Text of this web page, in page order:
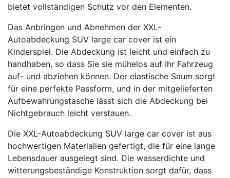
bietet vollständigen Schutz vor den Elementen.
Das Anbringen und Abnehmen der XXL-
Autoabdeckung SUV large car cover ist ein
Kinderspiel. Die Abdeckung ist leicht und einfach zu
handhaben, so dass Sie sie mühelos auf Ihr Fahrzeug
auf- und abziehen können. Der elastische Saum sorgt
für eine perfekte Passform, und in der mitgelieferten
Aufbewahrungstasche lässt sich die Abdeckung bei
Nichtgebrauch leicht verstauen.
Die XXL-Autoabdeckung SUV large car cover ist aus
hochwertigen Materialien gefertigt, die für eine lange
Lebensdauer ausgelegt sind. Die wasserdichte und
witterungsbeständige Konstruktion sorgt dafür, dass